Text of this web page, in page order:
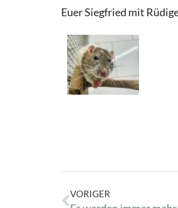
Euer Siegfried mit
VORIGER